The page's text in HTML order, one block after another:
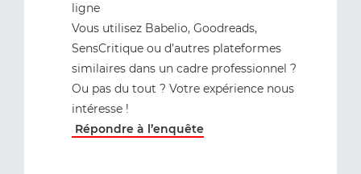
ligne
Vous utilisez Babelio, Goodreads,
SensCritique ou d’autres plateformes
similaires dans un cadre professionnel ?
Ou pas du tout ? Votre expérience nous
intéresse !
Répondre à l’enquête